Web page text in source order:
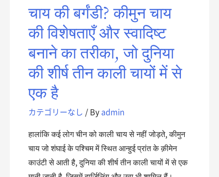
चाय की बर्गंडी? कीमुन चाय
की विशेषताएँ और स्वादिष्ट
बनाने का तरीका, जो दुनिया
की शीर्ष तीन काली चायों में से
एक है
カテゴリーなし / By admin
हालांकि कई लोग चीन को काली चाय से नहीं जोड़ते, कीमुन
चाय जो शंघाई के पश्चिम में स्थित आन्हुई प्रांत के क़ीमेन
काउंटी से आती है, दुनिया की शीर्ष तीन काली चायों में से एक